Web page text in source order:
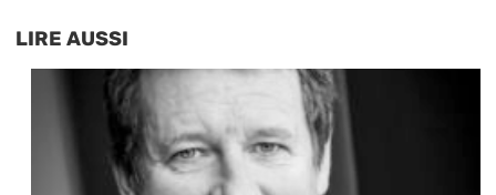
LIRE AUSSI